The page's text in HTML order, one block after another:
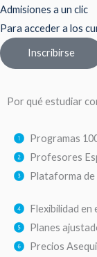
Admisiones a un clic
Para acceder a los
Inscribirse
Por qué estudiar
Programas
Profesores
Plataforma de
Flexibilidad en
Planes
Precios